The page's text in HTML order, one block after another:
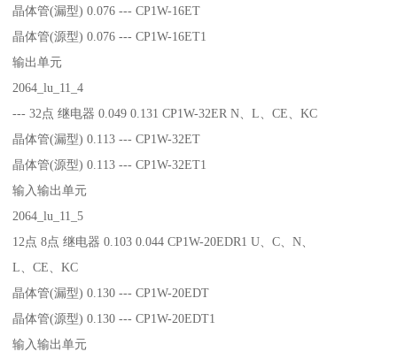
晶体管(漏型) 0.076 --- CP1W-16ET
晶体管(源型) 0.076 --- CP1W-16ET1
输出单元
2064_lu_11_4
--- 32点 继电器 0.049 0.131 CP1W-32ER N、L、CE、KC
晶体管(漏型) 0.113 --- CP1W-32ET
晶体管(源型) 0.113 --- CP1W-32ET1
输入输出单元
2064_lu_11_5
12点 8点 继电器 0.103 0.044 CP1W-20EDR1 U、C、N、
L、CE、KC
晶体管(漏型) 0.130 --- CP1W-20EDT
晶体管(源型) 0.130 --- CP1W-20EDT1
输入输出单元